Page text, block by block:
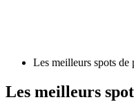
Les meilleurs spots de
Les meilleurs